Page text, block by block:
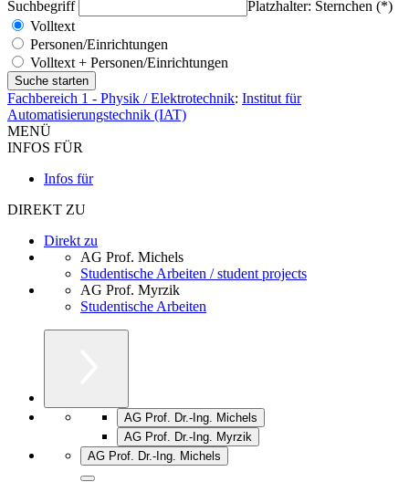
Suchbegriff
Platzhalter: Sternchen (*)
Volltext
Personen/Einrichtungen
Volltext + Personen/Einrichtungen
Fachbereich 1 - Physik / Elektrotechnik: Institut für
Automatisierungstechnik (IAT)
MENÜ
INFOS FÜR
Infos für
DIREKT ZU
Direkt zu
AG Prof. Michels
Studentische Arbeiten / student projects
AG Prof. Myrzik
Studentische Arbeiten
AG Prof. Dr.-Ing. Michels
AG Prof. Dr.-Ing. Myrzik
AG Prof. Dr.-Ing. Michels